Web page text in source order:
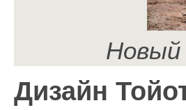
Новый
Дизайн